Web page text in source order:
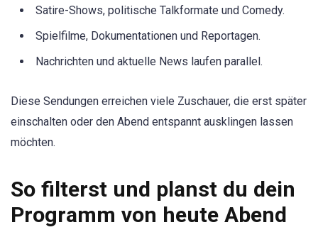
Satire-Shows, politische Talkformate und Comedy.
Spielfilme, Dokumentationen und Reportagen.
Nachrichten und aktuelle News laufen parallel.
Diese Sendungen erreichen viele Zuschauer, die erst später
einschalten oder den Abend entspannt ausklingen lassen
möchten.
So filterst und planst du dein
Programm von heute Abend